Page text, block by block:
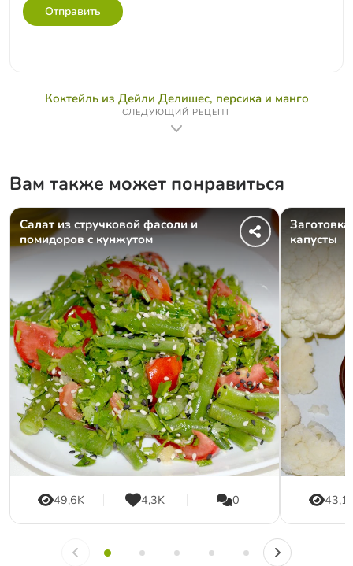
Отправить
Коктейль из Дейли Делишес, персика и манго
СЛЕДУЮЩИЙ РЕЦЕПТ
Вам также может понравиться
Салат из стручковой фасоли и
помидоров с кунжутом
49,6K 4,3K 0
капусты